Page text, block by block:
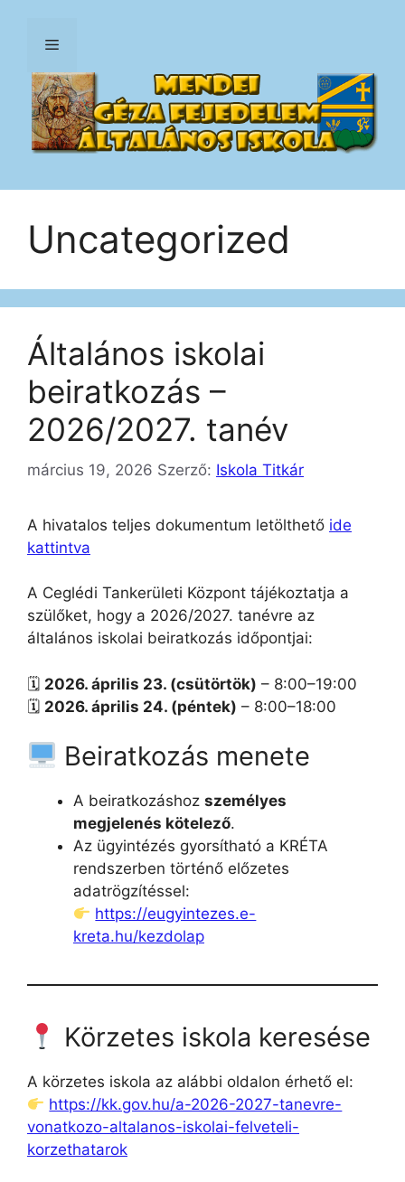
tartalomba
Menü
Uncategorized
Általános iskolai
beiratkozás –
2026/2027. tanév
március 19, 2026 Szerző: Iskola Titkár
A hivatalos teljes dokumentum letölthető ide
kattintva
A Ceglédi Tankerületi Központ tájékoztatja a
szülőket, hogy a 2026/2027. tanévre az
általános iskolai beiratkozás időpontjai:
🗓 2026. április 23. (csütörtök) – 8:00–19:00
🗓 2026. április 24. (péntek) – 8:00–18:00
Beiratkozás menete
A beiratkozáshoz személyes
megjelenés kötelező.
Az ügyintézés gyorsítható a KRÉTA
rendszerben történő előzetes
adatrögzítéssel:
https://eugyintezes.e-
kreta.hu/kezdolap
Körzetes iskola keresése
A körzetes iskola az alábbi oldalon érhető el:
https://kk.gov.hu/a-2026-2027-tanevre-
vonatkozo-altalanos-iskolai-felveteli-
korzethatarok